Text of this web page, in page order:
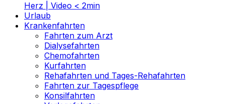
Herz | Video < 2min
Urlaub
Krankenfahrten
Fahrten zum Arzt
Dialysefahrten
Chemofahrten
Kurfahrten
Rehafahrten und Tages-Rehafahrten
Fahrten zur Tagespflege
Konsilfahrten